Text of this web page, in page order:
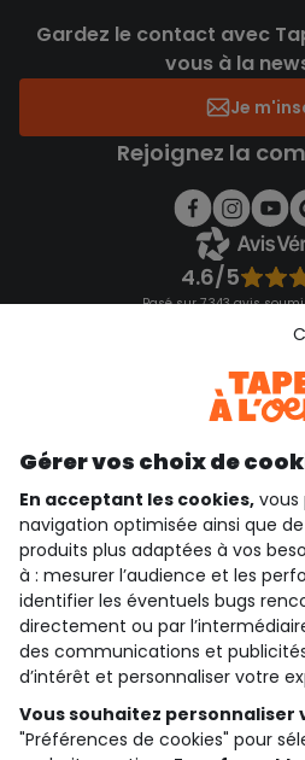
Gardez le contact avec
vous à la
Je
Rejoignez la
4.6/5
Basé sur 7 343 avis
Consulter les
qui sommes-nous ?
besoin d'aide ?
le club fidélité
notre catalogue
Gérer vos choix de
En acceptant les cookies, vous
navigation optimisée ainsi que
produits plus adaptées à vos
à : mesurer l’audience et les
identifier les éventuels bugs
directement ou par
des communications et
d’intérêt et personnaliser votre
Vous souhaitez personnaliser
"Préférences de cookies" pour